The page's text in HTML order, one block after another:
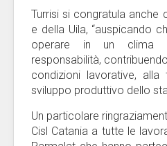
Turrisi si congratula anche
e della Uila, “auspicando
operare in un clima
responsabilità,
condizioni lavorative,
sviluppo produttivo dello
Un particolare
Cisl Catania a tutte le